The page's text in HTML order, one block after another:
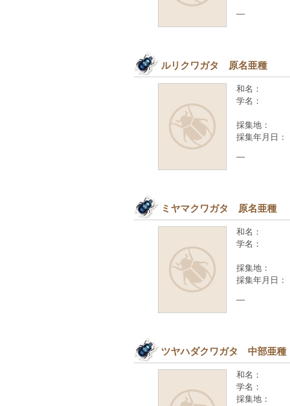
—
ルリクワガタ 原名亜種
和名：
学名：
採集地：
採集年月日：
—
ミヤマクワガタ 原名亜種
和名：
学名：
採集地：
採集年月日：
—
ツヤハダクワガタ 中部亜種
和名：
学名：
採集地：